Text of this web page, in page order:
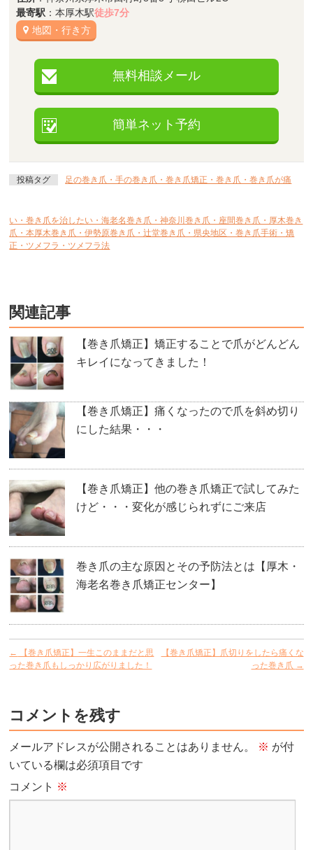
最寄駅 ：本厚木駅徒歩7分
地図・行き方
無料相談メール
簡単ネット予約
投稿タグ 足の巻き爪・手の巻き爪・巻き爪矯正・巻き爪・巻き爪が痛
い・巻き爪を治したい・海老名巻き爪・神奈川巻き爪・座間巻き爪・厚木巻き
爪・本厚木巻き爪・伊勢原巻き爪・辻堂巻き爪・県央地区・巻き爪手術・矯
正・ツメフラ・ツメフラ法
関連記事
【巻き爪矯正】矯正することで爪がどんどん
キレイになってきました！
【巻き爪矯正】痛くなったので爪を斜め切り
にした結果・・・
【巻き爪矯正】他の巻き爪矯正で試してみた
けど・・・変化が感じられずにご来店
巻き爪の主な原因とその予防法とは【厚木・
海老名巻き爪矯正センター】
←
【巻き爪矯正】一生このままだと思
った巻き爪もしっかり広がりました！
【巻き爪矯正】爪切りをしたら痛くな
った巻き爪 →
コメントを残す
メールアドレスが公開されることはありません。 ※ が付
いている欄は必須項目です
コメント ※